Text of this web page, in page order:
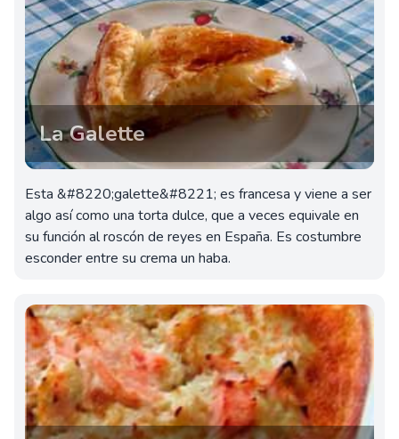
La Galette
Esta &#8220;galette&#8221; es francesa y viene a ser
algo así como una torta dulce, que a veces equivale en
su función al roscón de reyes en España. Es costumbre
esconder entre su crema un haba.